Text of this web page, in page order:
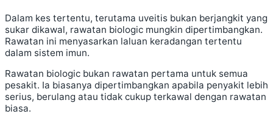
Dalam kes tertentu, terutama uveitis bukan berjangkit yang
sukar dikawal, rawatan biologic mungkin dipertimbangkan.
Rawatan ini menyasarkan laluan keradangan tertentu
dalam sistem imun.
Rawatan biologic bukan rawatan pertama untuk semua
pesakit. Ia biasanya dipertimbangkan apabila penyakit lebih
serius, berulang atau tidak cukup terkawal dengan rawatan
biasa.